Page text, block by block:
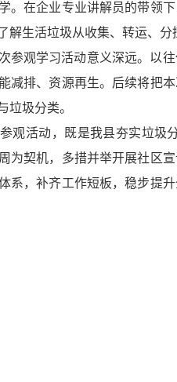
。在企业专业讲解员的带领
解生活垃圾从收集、转运、
参观学习活动意义深远。以
减排、资源再生。后续将把
垃圾分类。
观活动，既是我县夯实垃
为契机，多措并举开展社区
系，补齐工作短板，稳步提